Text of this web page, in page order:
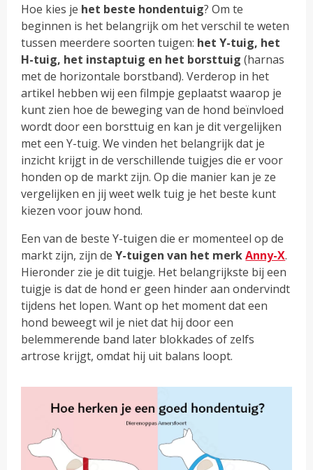
Hoe kies je het beste hondentuig? Om te
beginnen is het belangrijk om het verschil te weten
tussen meerdere soorten tuigen: het Y-tuig, het
H-tuig, het instaptuig en het borsttuig (harnas
met de horizontale borstband). Verderop in het
artikel hebben wij een filmpje geplaatst waarop je
kunt zien hoe de beweging van de hond beïnvloed
wordt door een borsttuig en kan je dit vergelijken
met een Y-tuig. We vinden het belangrijk dat je
inzicht krijgt in de verschillende tuigjes die er voor
honden op de markt zijn. Op die manier kan je ze
vergelijken en jij weet welk tuig je het beste kunt
kiezen voor jouw hond.
Een van de beste Y-tuigen die er momenteel op de
markt zijn, zijn deY-tuigen van het merkAnny-X.
Hieronder zie je dit tuigje. Het belangrijkste bij een
tuigje is dat de hond er geen hinder aan ondervindt
tijdens het lopen. Want op het moment dat een
hond beweegt wil je niet dat hij door een
belemmerende band later blokkades of zelfs
artrose krijgt, omdat hij uit balans loopt.